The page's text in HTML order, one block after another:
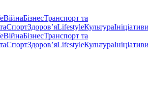
ВійнаБізнесТранспорт та
СпортЗдоровʼяLifestyleКультура
ВійнаБізнесТранспорт та
СпортЗдоровʼяLifestyleКультура